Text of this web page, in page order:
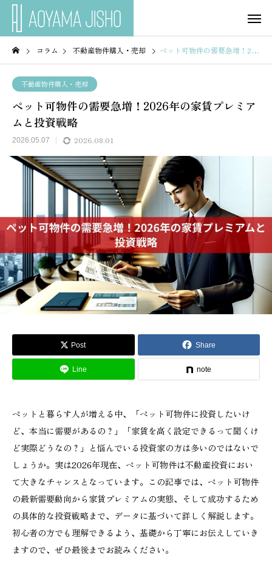
コラム 不動産物件購入・売却 ペット可物件の需要急増！2026年の家賃プレミアムと投資戦略
不動産物件購入・売却
ペット可物件の需要急増！2026年の家賃プレミア
ムと投資戦略
2026.05.07 2026.08.01
Post Share
Line note
ペットと暮らす人が増える中、「ペット可物件に投資したいけ
ど、本当に需要があるの？」「家賃を高く設定できるって聞くけ
ど実際どうなの？」と悩んでいる投資家の方は多いのではないで
しょうか。実は2026年現在、ペット可物件は不動産投資におい
て大きなチャンスとなっています。この記事では、ペット可物件
の最新需要動向から家賃プレミアムの実態、そして成功するため
の具体的な投資戦略まで、データに基づいて詳しく解説します。
初心者の方でも理解できるよう、基礎から丁寧にお伝えしていき
ますので、ぜひ最後までお読みください。